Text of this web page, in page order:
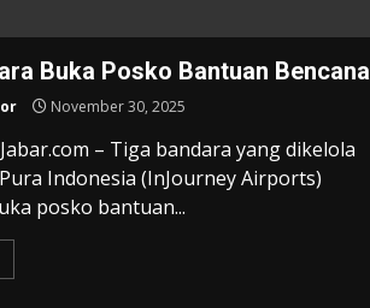
Buka Posko Bantuan Bencana
November 30, 2025
– Tiga bandara yang dikelola
Indonesia (InJourney Airports)
posko bantuan...